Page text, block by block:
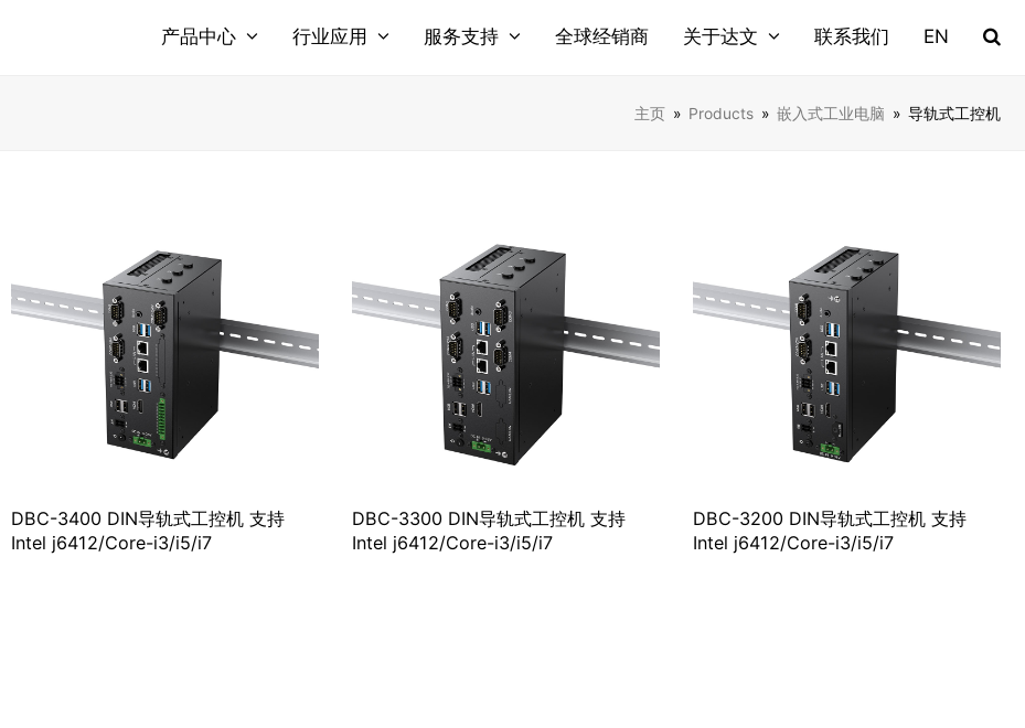
产品中心 行业应用 服务支持 全球经销商 关于达文 联系我们 EN
主页 » Products » 嵌入式工业电脑 » 导轨式工控机
DBC-3400 DIN导轨式工控机 支持
Intel j6412/Core-i3/i5/i7
DBC-3300 DIN导轨式工控机 支持
Intel j6412/Core-i3/i5/i7
DBC-3200 DIN导轨式工控机 支持
Intel j6412/Core-i3/i5/i7